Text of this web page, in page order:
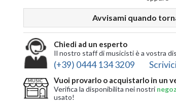
Avvisami quando
Chiedi ad un esperto
Il nostro staff di musicisti è a vostra
(+39) 0444 134 3209
Vuoi provarlo o acquistarlo in un
Verifica la disponibilita nei nostri
usato!